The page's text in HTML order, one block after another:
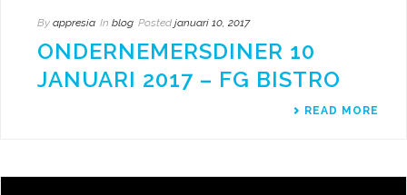
By appresia In blog Posted januari 10, 2017
ONDERNEMERSDINER 10
JANUARI 2017 – FG BISTRO
READ MORE